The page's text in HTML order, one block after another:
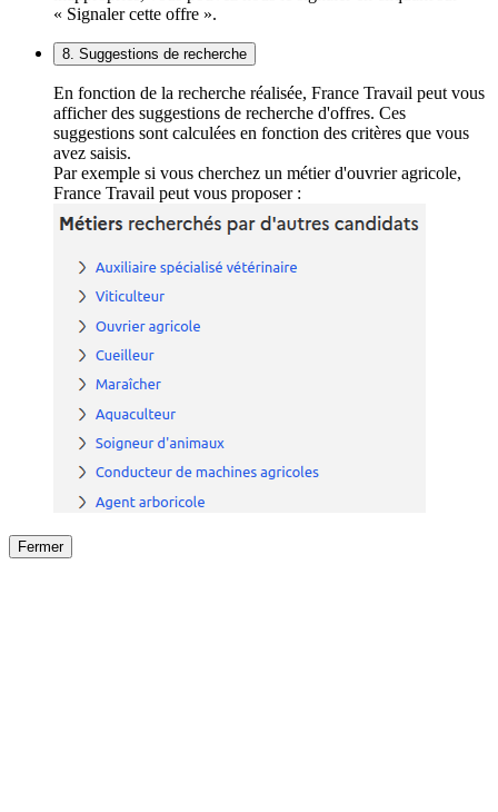
« Signaler cette offre ».
8. Suggestions de recherche
En fonction de la recherche réalisée, France Travail peut vous
afficher des suggestions de recherche d'offres. Ces
suggestions sont calculées en fonction des critères que vous
avez saisis.
Par exemple si vous cherchez un métier d'ouvrier agricole,
France Travail peut vous proposer :
Fermer